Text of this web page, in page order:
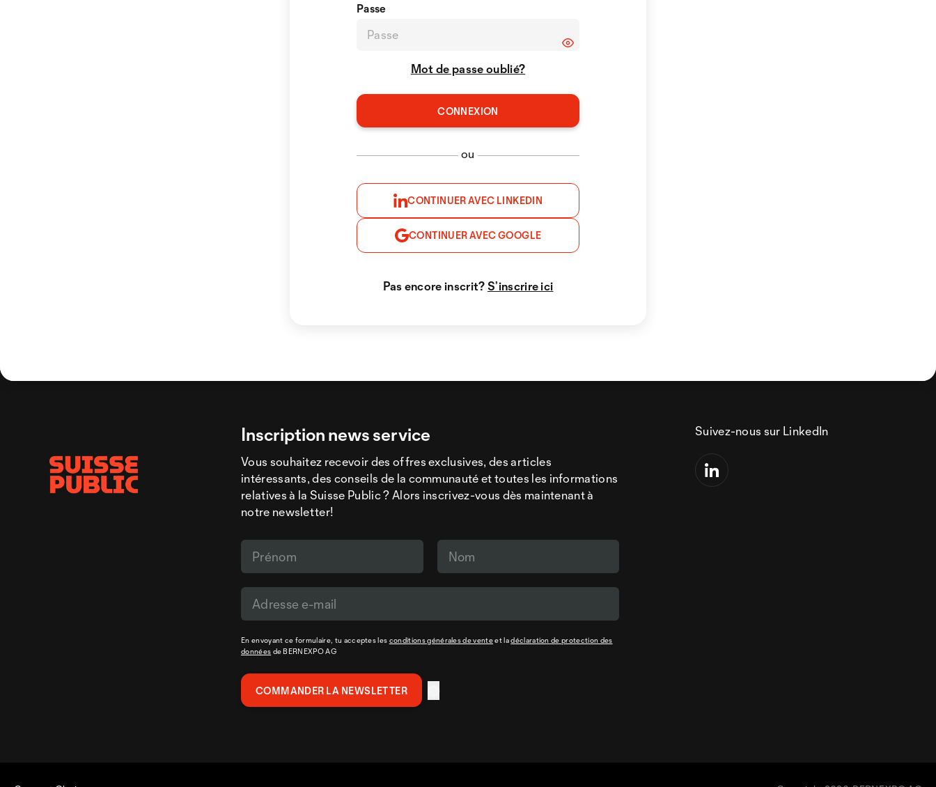
Passe
Mot de passe oublié?
ou
CONTINUER AVEC LINKEDIN
CONTINUER AVEC GOOGLE
Pas encore inscrit?S’inscrire ici
Inscription news service
Vous souhaitez recevoir des offres exclusives, des articles
intéressants, des conseils de la communauté et toutes les informations
relatives à la Suisse Public ? Alors inscrivez-vous dès maintenant à
notre newsletter!
En envoyant ce formulaire, tu acceptes les conditions générales de venteet ladéclaration de protection des
données de BERNEXPO AG
Suivez-nous sur LinkedIn